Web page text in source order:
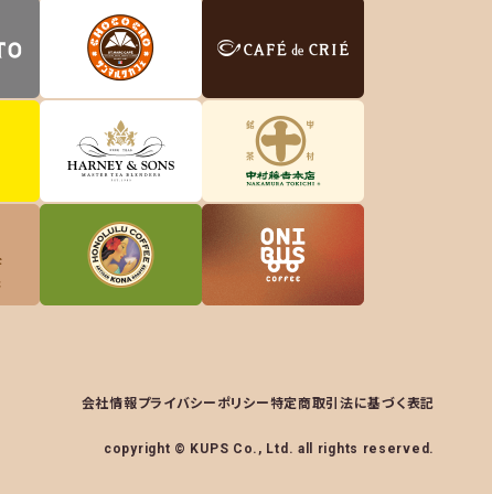
会社情報プライバシーポリシー特定商取引法に基づく表記
copyright © KUPS Co., Ltd. all rights reserved.